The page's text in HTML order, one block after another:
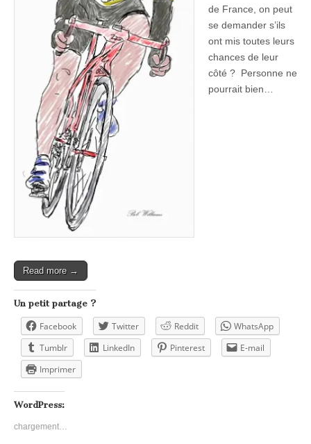
de France, on peut
se demander s’ils
ont mis toutes leurs
chances de leur
côté ? Personne ne
pourrait bien…
Read more →
Un petit partage ?
Facebook Twitter Reddit
WhatsApp
Tumblr
LinkedIn Pinterest
E-mail
Imprimer
WordPress:
chargement…